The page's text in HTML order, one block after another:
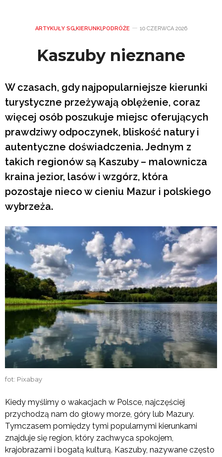
ARTYKUŁY SG,KIERUNKI,PODRÓŻE 10 CZERWCA 2026
Kaszuby nieznane
W czasach, gdy najpopularniejsze kierunki
turystyczne przeżywają oblężenie, coraz
więcej osób poszukuje miejsc oferujących
prawdziwy odpoczynek, bliskość natury i
autentyczne doświadczenia. Jednym z
takich regionów są Kaszuby – malownicza
kraina jezior, lasów i wzgórz, która
pozostaje nieco w cieniu Mazur i polskiego
wybrzeża.
fot: Pixabay
Kiedy myślimy o wakacjach w Polsce, najczęściej
przychodzą nam do głowy morze, góry lub Mazury.
Tymczasem pomiędzy tymi popularnymi kierunkami
znajduje się region, który zachwyca spokojem,
krajobrazami i bogatą kulturą. Kaszuby, nazywane często